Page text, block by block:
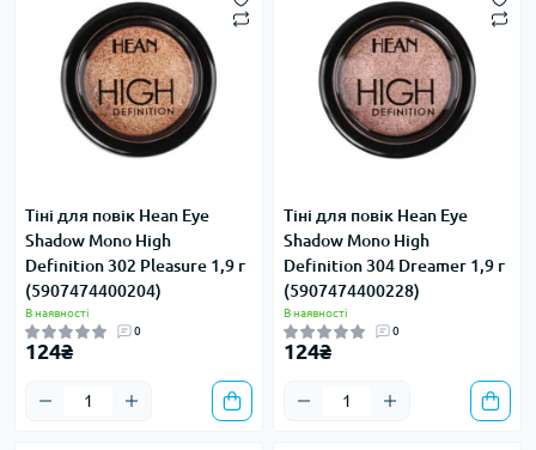
Тіні для повік Hean Eye
Shadow Mono High
Definition 302 Pleasure 1,9 г
(5907474400204)
В наявності
0
124₴
Тіні для повік Hean Eye
Shadow Mono High
Definition 304 Dreamer 1,9 г
(5907474400228)
В наявності
0
124₴